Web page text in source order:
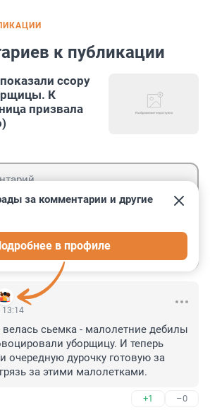
к публикации
ссору
К
призвала
за комментарии и другие
в профиле
13:14
сьемка - малолетние дебилы
уборщицу. И теперь
очередную дурочку готовую за
за этими малолетками.
+1 –0